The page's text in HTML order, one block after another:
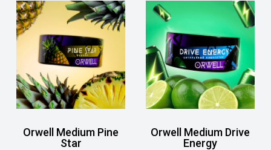
Orwell Medium Pine
Star
Orwell Medium Drive
Energy